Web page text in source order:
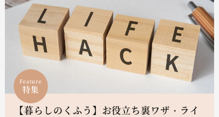
Feature
特集
【暮らしのくふう】お役立ち裏ワザ・ライ